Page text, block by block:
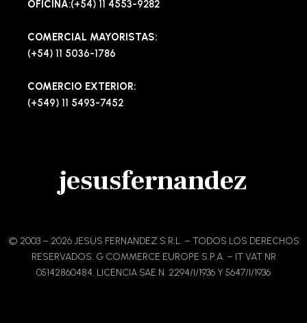
OFICINA:(+54) 11 4553-9282
COMERCIAL MAYORISTAS:
(+54) 11 5036-1786
COMERCIO EXTERIOR:
(+549) 11 5493-7452
jesusfernandez
© 2003 – 2026 JESUS FERNANDEZ S.R.L. – TODOS LOS DERECHOS
RESERVADOS. G COMMERCE EUROPE S.P.A. – IT VAT NR
05142860484. LICENCIA SAE N. 2294/I/1936 Y 5647/I/1936